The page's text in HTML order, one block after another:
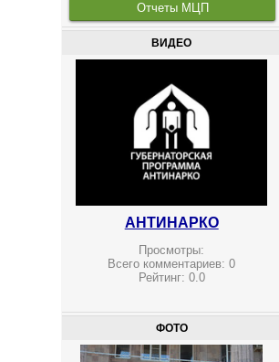
Отчеты МЦП
ВИДЕО
АНТИНАРКО
Просмотры:
Всего комментариев:0
Рейтинг: 0.0
ФОТО